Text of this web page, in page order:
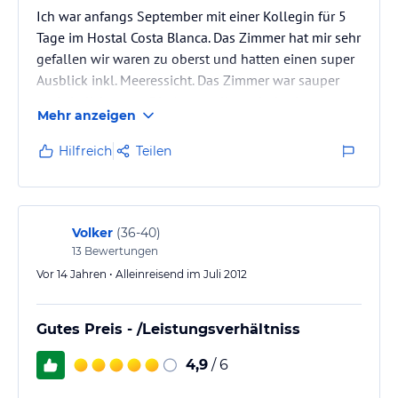
Ich war anfangs September mit einer Kollegin für 5
Tage im Hostal Costa Blanca. Das Zimmer hat mir sehr
gefallen wir waren zu oberst und hatten einen super
Ausblick inkl. Meeressicht. Das Zimmer war sauper
und haben uns bei diversen Fragen weitergeholfen.
Was uns nicht so entsprochen hat ist das Frühstück
(spezieller geschmack des Toastes) sowie die Lage.
Zu Fuss sind es 20-30 Minuten bis ins Zentrum. Wir
haben dann meist ein Taxi genommen.
Sonst ist das Hotel…
Mehr anzeigen
Hilfreich Teilen
Volker (36-40)
13 Bewertungen
Vor 14 Jahren • Alleinreisend im Juli 2012
Gutes Preis - /Leistungsverhältniss
4,9 / 6